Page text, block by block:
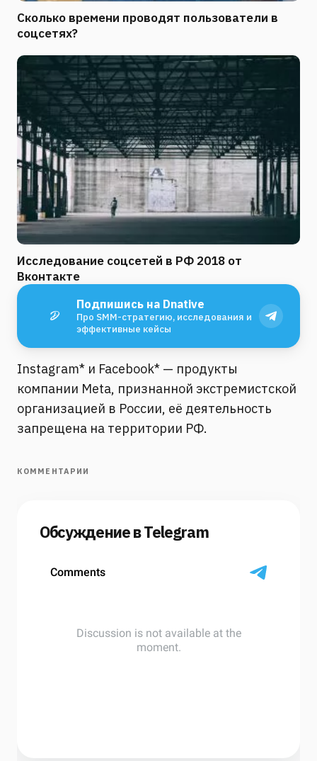
Сколько времени проводят пользователи в
соцсетях?
Исследование соцсетей в РФ 2018 от
Вконтакте
Подпишись на Dnative
Про SMM-стратегию, исследования и
эффективные кейсы
Instagram* и Facebook* — продукты
компании Meta, признанной экстремистской
организацией в России, её деятельность
запрещена на территории РФ.
КОММЕНТАРИИ
Обсуждение в Telegram